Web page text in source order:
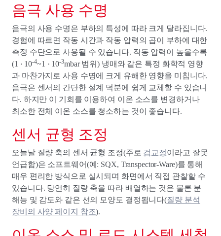
음극 사용 수명
음극의 사용 수명은 부하의 특성에 따라 크게 달라집니다.
경험에 따르면 작동 시간과 작동 압력의 곱이 부하에 대한
측정 수단으로 사용될 수 있습니다. 작동 압력이 높을수록
(1 · 10-4~1 · 10-3mbar 범위) 냉매와 같은 특정 화학적 영향
과 마찬가지로 사용 수명에 크게 유해한 영향을 미칩니다.
음극은 센서의 간단한 설계 덕분에 쉽게 교체할 수 있습니
다. 하지만 이 기회를 이용하여 이온 소스를 변경하거나
최소한 전체 이온 소스를 청소하는 것이 좋습니다.
센서 균형 조정
오늘날 질량 축의 센서 균형 조정(주로 검교정이라고 잘못
언급함)은 소프트웨어(예: SQX, Transpector-Ware)를 통해
매우 편리한 방식으로 실시되며 화면에서 직접 관찰할 수
있습니다. 당연히 질량 축을 따라 배열하는 것은 물론 분
해능 및 감도와 같은 선의 모양도 결정됩니다(질량 분석
장비의 사양 페이지 참조).